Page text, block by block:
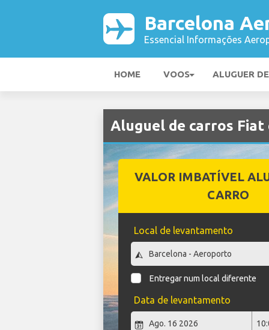
Barcelona
Essencial Informações
HOME VOOS ALUGUER
Aluguel de carros
VALOR IMBATÍVEL
CARRO
Local de levantamento
Entregar num local diferente
Data de levantamento